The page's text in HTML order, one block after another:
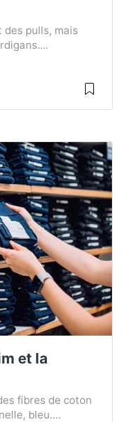
des pulls, mais
et la
fibres de coton
bleu....